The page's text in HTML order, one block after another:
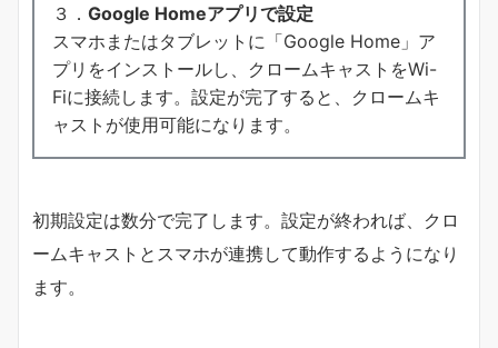
３． Google Homeアプリで設定
スマホまたはタブレットに「Google Home」ア
プリをインストールし、クロームキャストをWi-
Fiに接続します。設定が完了すると、クロームキ
ャストが使用可能になります。
初期設定は数分で完了します。設定が終われば、クロ
ームキャストとスマホが連携して動作するようになり
ます。